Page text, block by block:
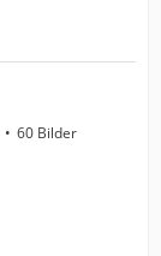
60 Bilder